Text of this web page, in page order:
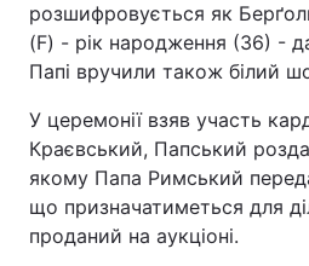
Здоров'я
Відео з Youtube
Інтерв'ю
розшифровується як
(F) - рік народження (36) -
Папі вручили також білий
У церемонії взяв участь
Краєвський, Папський
якому Папа Римський
що призначатиметься для
проданий на аукціоні.